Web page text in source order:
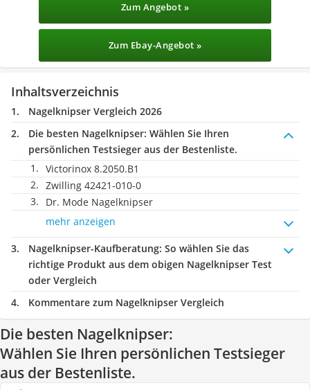
Zum Angebot »
Zum Ebay-Angebot »
Inhaltsverzeichnis
Nagelknipser Vergleich 2026
Die besten Nagelknipser: Wählen Sie Ihren
persönlichen Testsieger aus der Bestenliste.
Victorinox 8.2050.B1
Zwilling 42421-010-0
Dr. Mode Nagelknipser
mehr anzeigen
Nagelknipser-Kaufberatung: So wählen Sie das
richtige Produkt aus dem obigen Nagelknipser Test
oder Vergleich
Kommentare zum Nagelknipser Vergleich
Die besten Nagelknipser:
Wählen Sie Ihren persönlichen Testsieger
aus der Bestenliste.